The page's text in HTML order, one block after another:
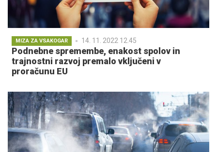
MIZA ZA VSAKOGAR 14. 11. 2022 12.45
Podnebne spremembe, enakost spolov in
trajnostni razvoj premalo vključeni v
proračunu EU